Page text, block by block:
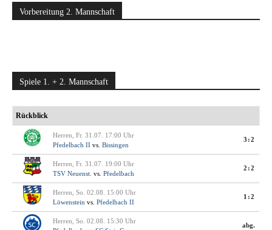
Vorbereitung 2. Mannschaft
Spiele 1. + 2. Mannschaft
Rückblick
Herren, Fr. 31.07. 17:00 Uhr
Pfedelbach II vs. Bissingen
3:2
Herren, Fr. 31.07. 19:00 Uhr
TSV Neuenst. vs. Pfedelbach
2:2
Herren, So. 02.08. 15:00 Uhr
Löwenstein vs. Pfedelbach II
1:2
Herren, So. 02.08. 15:30 Uhr
abg.